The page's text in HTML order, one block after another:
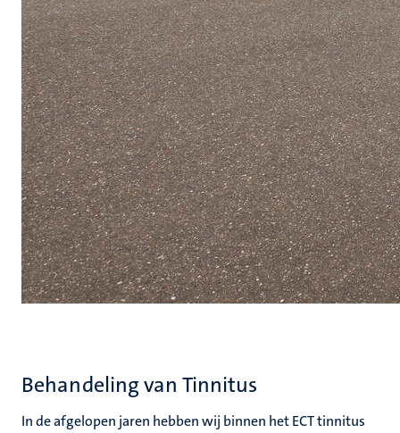
Behandeling van Tinnitus
In de afgelopen jaren hebben wij binnen het ECT tinnitus